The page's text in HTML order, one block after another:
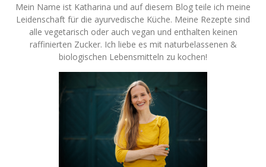
Mein Name ist Katharina und auf diesem Blog teile ich meine
Leidenschaft für die ayurvedische Küche. Meine Rezepte sind
alle vegetarisch oder auch vegan und enthalten keinen
raffinierten Zucker. Ich liebe es mit naturbelassenen &
biologischen Lebensmitteln zu kochen!